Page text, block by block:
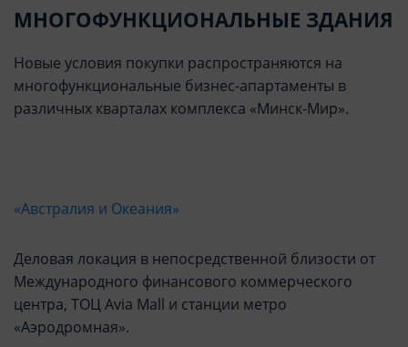
МНОГОФУНКЦИОНАЛЬНЫЕ ЗДАНИЯ
Новые условия покупки распространяются на
многофункциональные бизнес-апартаменты в
различных кварталах комплекса «Минск-Мир».
«Австралия и Океания»
Деловая локация в непосредственной близости от
Международного финансового коммерческого
центра, ТОЦ Avia Mall и станции метро
«Аэродромная».